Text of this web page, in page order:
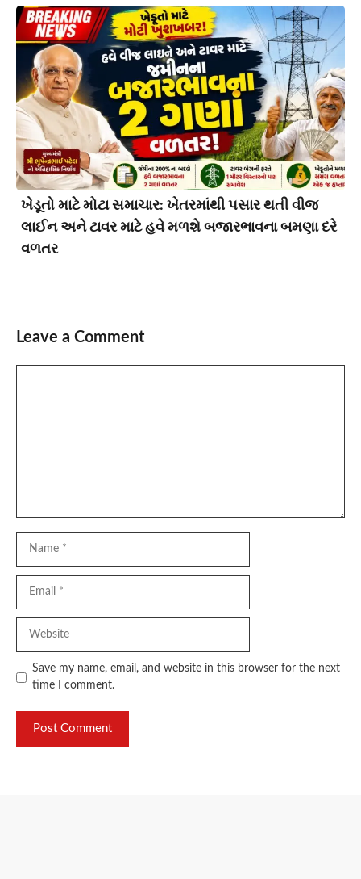
ખેડૂતો માટે મોટા સમાચાર: ખેતરમાંથી પસાર થતી વીજ
લાઈન અને ટાવર માટે હવે મળશે બજારભાવના બમણા દરે
વળતર
Leave a Comment
Save my name, email, and website in this browser for the next
time I comment.